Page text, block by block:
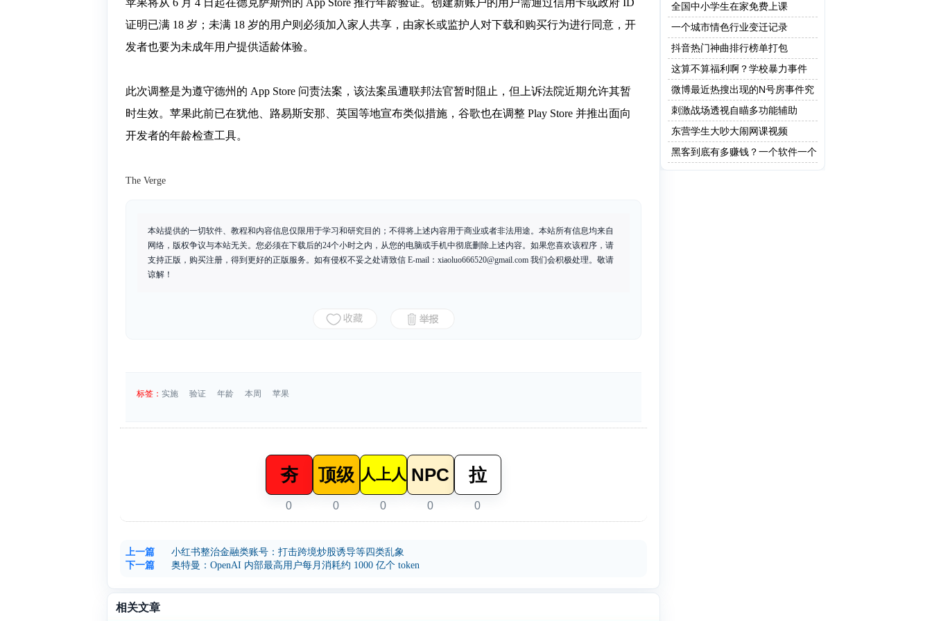
证明已满 18 岁；未满 18 岁的用户则必须加入家人共享，由家长或监护人对下载和购买行为进行同意，开
发者也要为未成年用户提供适龄体验。
此次调整是为遵守德州的 App Store 问责法案，该法案虽遭联邦法官暂时阻止，但上诉法院近期允许其暂
时生效。苹果此前已在犹他、路易斯安那、英国等地宣布类似措施，谷歌也在调整 Play Store 并推出面向
开发者的年龄检查工具。
The Verge
本站提供的一切软件、教程和内容信息仅限用于学习和研究目的；不得将上述内容用于商业或者非法用途。本站所有信息均来自
网络，版权争议与本站无关。您必须在下载后的24个小时之内，从您的电脑或手机中彻底删除上述内容。如果您喜欢该程序，请
支持正版，购买注册，得到更好的正版服务。如有侵权不妥之处请致信 E-mail： xiaoluo666520@gmail.com 我们会积极处理。敬请
谅解！
标签： 实施 验证 年龄 本周 苹果
夯
0
顶级
0
人上人
0
NPC
0
拉
0
上一篇
小红书整治金融类账号：打击跨境炒股诱导等四类乱象
下一篇
奥特曼：OpenAI 内部最高用户每月消耗约 1000 亿个 token
相关文章
全国中小学生在家免费上课
一个城市情色行业变迁记录
抖音热门神曲排行榜单打包
这算不算福利啊？学校暴力事件
微博最近热搜出现的N号房事件究
竟是什么？
刺激战场透视自瞄多功能辅助
东营学生大吵大闹网课视频
黑客到底有多赚钱？一个软件一个
亿！网友：这只是最低级的黑客!